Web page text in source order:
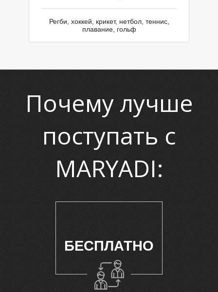
Е
Регби, хоккей, крикет, нетбол, теннис,
плавание, гольф
Почему лучше
поступать с
MARYADI:
БЕСПЛАТНО